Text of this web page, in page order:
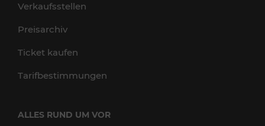
Verkaufsstellen
Preisarchiv
Ticket kaufen
Tarifbestimmungen
ALLES RUND UM VOR